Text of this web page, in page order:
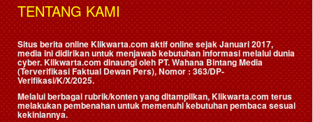
TENTANG KAMI
Situs berita online Klikwarta.com aktif online sejak Januari 2017,
media ini didirikan untuk menjawab kebutuhan informasi melalui dunia
cyber. Klikwarta.com dinaungi oleh PT. Wahana Bintang Media
(Terverifikasi Faktual Dewan Pers), Nomor : 363/DP-
Verifikasi/K/X/2025.
Melalui berbagai rubrik/konten yang ditampilkan, Klikwarta.com terus
melakukan pembenahan untuk memenuhi kebutuhan pembaca sesuai
kekiniannya.